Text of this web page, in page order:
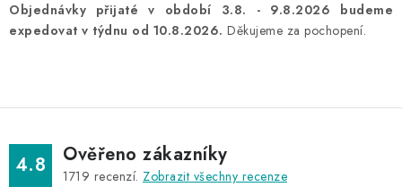
Objednávky přijaté v období 3.8. - 9.8.2026 budeme
expedovat v týdnu od 10.8.2026. Děkujeme za pochopení.
4.8 Ověřeno zákazníky
1719 recenzí. Zobrazit všechny recenze